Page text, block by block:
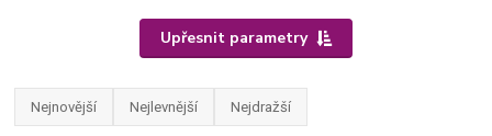
Upřesnit parametry
Nejnovější Nejlevnější Nejdražší